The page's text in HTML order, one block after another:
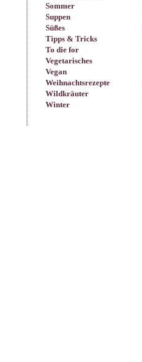
Sommer
Suppen
Süßes
Tipps & Tricks
To die for
Vegetarisches
Vegan
Weihnachtsrezepte
Wildkräuter
Winter